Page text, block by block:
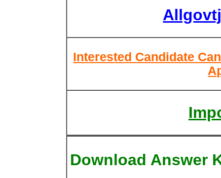
Interested Candidate
Download Answer